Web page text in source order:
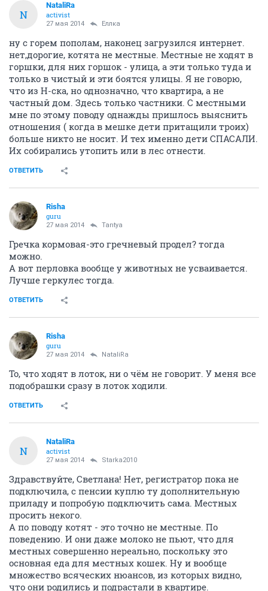
N
NataliRa
activist
27 мая 2014 Еллка
ну с горем пополам, наконец загрузился интернет.
нет,дорогие, котята не местные. Местные не ходят в
горшки, для них горшок - улица, а эти только туда и
только в чистый и эти боятся улицы. Я не говорю,
что из Н-ска, но однозначно, что квартира, а не
частный дом. Здесь только частники. С местными
мне по этому поводу однажды пришлось выяснить
отношения ( когда в мешке дети притащили троих)
больше никто не носит. И тех именно дети СПАСАЛИ.
Их собирались утопить или в лес отнести.
ОТВЕТИТЬ
Risha
guru
27 мая 2014 Tantya
Гречка кормовая-это гречневый продел? тогда
можно.
А вот перловка вообще у животных не усваивается.
Лучше геркулес тогда.
ОТВЕТИТЬ
Risha
guru
27 мая 2014 NataliRa
То, что ходят в лоток, ни о чём не говорит. У меня все
подобрашки сразу в лоток ходили.
ОТВЕТИТЬ
N
NataliRa
activist
27 мая 2014 Starka2010
Здравствуйте, Светлана! Нет, регистратор пока не
подключила, с пенсии куплю ту дополнительную
приладу и попробую подключить сама. Местных
просить некого.
А по поводу котят - это точно не местные. По
поведению. И они даже молоко не пьют, что для
местных совершенно нереально, поскольку это
основная еда для местных кошек. Ну и вообще
множество всяческих нюансов, из которых видно,
что они родились и подрастали в квартире.